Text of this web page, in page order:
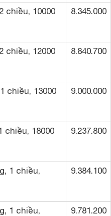
chiều, 10000
8.345.000
chiều, 12000
8.840.700
chiều, 13000
9.000.000
chiều, 18000
9.237.800
1 chiều,
9.384.100
1 chiều,
9.781.200